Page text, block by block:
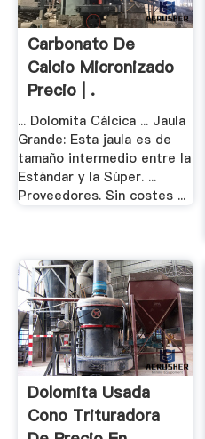
Carbonato De
Calcio Micronizado
Precio | .
... Dolomita Cálcica ... Jaula
Grande: Esta jaula es de
tamaño intermedio entre la
Estándar y la Súper. ...
Proveedores. Sin costes ...
Dolomita Usada
Cono Trituradora